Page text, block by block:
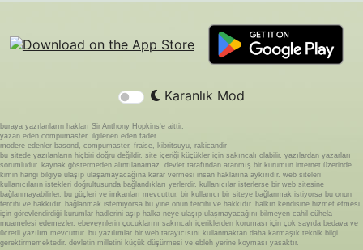
Karanlık Mod
buraya yazılanların hakları Sir Anthony Hopkins'e aittir.
yazan eden compumaster, ilgilenen eden fader
modere edenler basond, compumaster, fraise, kibritsuyu, rakicandir
bu sitede yazılanların hiçbiri doğru değildir. site içeriği küçükler için sakıncalı olabilir. yazılardan yazarları
sorumludur. kaynak göstermeden alıntılanamaz. devlet tarafından atanmış bir kurumun internet üzerinde
kimin hangi bilgiye ulaşıp ulaşamayacağına karar vermesi insan haklarına aykırıdır. web siteleri
kullanıcıların istekleri doğrultusunda bağlandıkları yerlerdir. kullanıcılar isterlerse bir web sitesine
bağlanmayabilirler. bu güçleri ve imkanları mevcuttur. bir kullanıcı bir siteye bağlanmak istiyorsa bu onun
tercihi ve hakkıdır. bağlanmak istemiyorsa bu yine onun tercihi ve hakkıdır. halkın kendisine hizmet etmesi
için görevlendirdiği kurumlar hadlerini aşıp halka neye ulaşıp ulaşmayacağını bilmeyen cahil cühela
muamelesi edemezler. ebeveynlerin çocuklarını sakıncalı içeriklerden koruması için çok sayıda bedava ve
ücretli yazılım mevcuttur. bu yazılımlar bir web tarayıcısını kullanmaktan daha karmaşık teknik bilgi
gerektirmemektedir. devletin milletini küçük düşürmesi ve ebleh yerine koyması yasaktır.